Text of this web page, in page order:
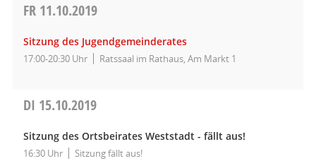
FR 11.10.2019
Sitzung des Jugendgemeinderates
17:00-20:30 Uhr Ratssaal im Rathaus, Am Markt 1
DI 15.10.2019
Sitzung des Ortsbeirates Weststadt - fällt aus!
16:30 Uhr Sitzung fällt aus!